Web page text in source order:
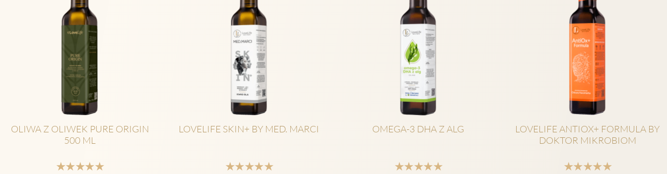
OLIWA Z OLIWEK PURE ORIGIN
500 ML
★★★★★
LOVELIFE SKIN+ BY MED. MARCI
★★★★★
OMEGA-3 DHA Z ALG
★★★★★
LOVELIFE ANTIOX+ FORMULA BY
DOKTOR MIKROBIOM
★★★★★